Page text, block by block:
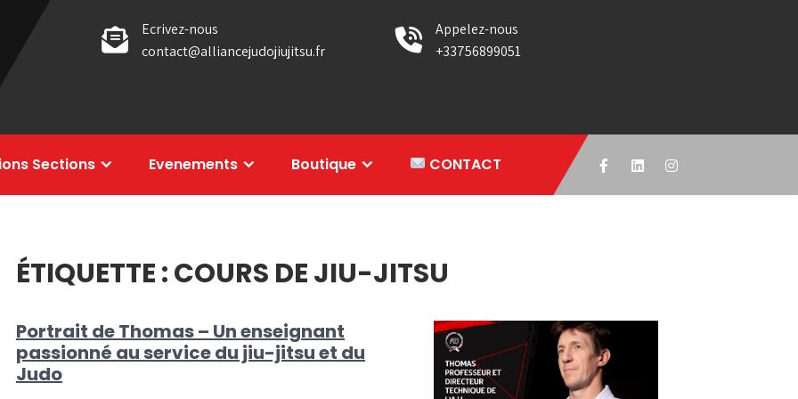
Ecrivez-nous
contact@alliancejudojiujitsu.fr
Appelez-nous
+33756899051
Sections Evenements Boutique CONTACT
ÉTIQUETTE :COURS DE JIU-JITSU
Portrait de Thomas – Un enseignant
passionné au service du jiu-jitsu et du
Judo